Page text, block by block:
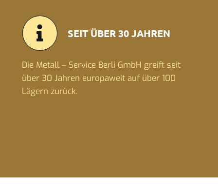
SEIT ÜBER 30 JAHREN
Die Metall – Service Berli GmbH greift seit
über 30 Jahren europaweit auf über 100
Lägern zurück.